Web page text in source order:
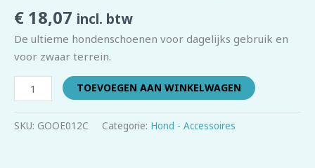
€ 18,07 incl. btw
De ultieme hondenschoenen voor dagelijks gebruik en
voor zwaar terrein.
TOEVOEGEN AAN WINKELWAGEN
SKU: GOOE012C Categorie: Hond - Accessoires